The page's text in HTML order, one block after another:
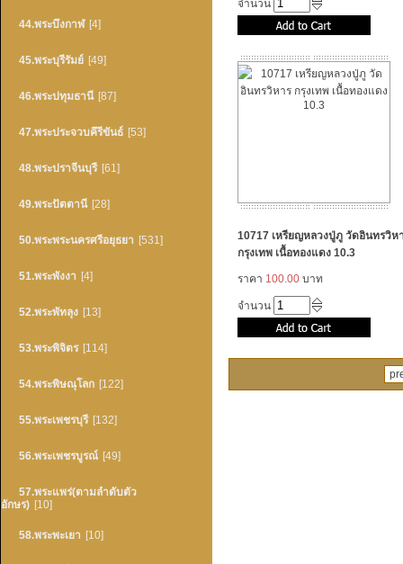
44.พระบึงกาฬ [4]
45.พระบุรีรัมย์ [49]
46.พระปทุมธานี [87]
47.พระประจวบคึรีขันธ์ [53]
48.พระปราจีนบุรี [61]
49.พระปัตตานี [28]
50.พระพระนครศรีอยุธยา [531]
51.พระพังงา [4]
52.พระพัทลุง [13]
53.พระพิจิตร [114]
54.พระพิษณุโลก [122]
55.พระเพชรบุรี [132]
56.พระเพชรบูรณ์ [49]
57.พระแพร่(ตามลำดับตัว
อักษร) [10]
58.พระพะเยา [10]
จำนวน
10717 เหรียญหลวงปู่ภู วัดอินทรวิห
กรุงเทพ เนื้อทองแดง 10.3
ราคา 100.00 บาท
จำนวน